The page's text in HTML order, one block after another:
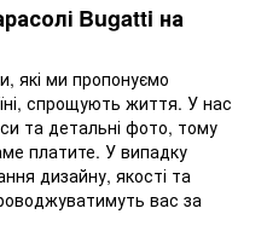
Bugatti на
які ми пропонуємо
спрощують життя. У нас
та детальні фото, тому
платите. У випадку
дизайну, якості та
вас за